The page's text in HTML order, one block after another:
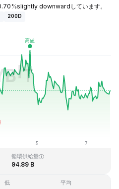
downwardしています。
200D
lei0.001804
循環供給量
94.89 B
低 平均